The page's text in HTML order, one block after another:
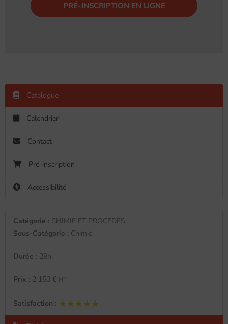
PRÉ-INSCRIPTION EN LIGNE
Catalogue
Calendrier
Contact
Pré-inscription
Accessibilité
Catégorie : CHIMIE ET PROCEDES
Sous-Catégorie : Chimie
Durée : 28h
Prix : 2 150 € HT
Satisfaction : ★★★★★
★★★★★